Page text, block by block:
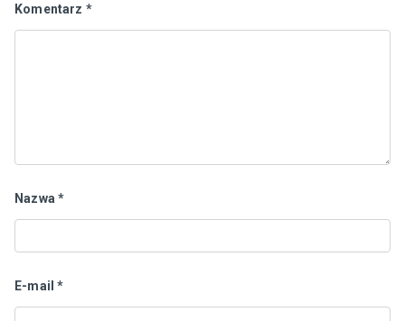
Komentarz *
Nazwa*
E-mail*